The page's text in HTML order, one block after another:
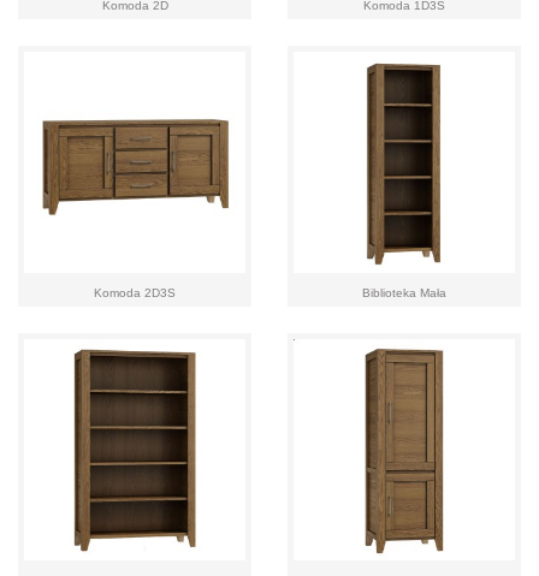
Komoda 2D Komoda 1D3S
Komoda 2D3S Biblioteka Mała